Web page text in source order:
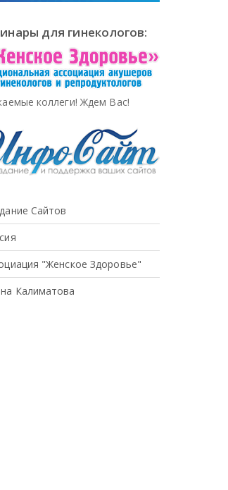
для гинекологов:
коллеги! Ждем Вас!
Сайтов
"Женское Здоровье"
Калиматова